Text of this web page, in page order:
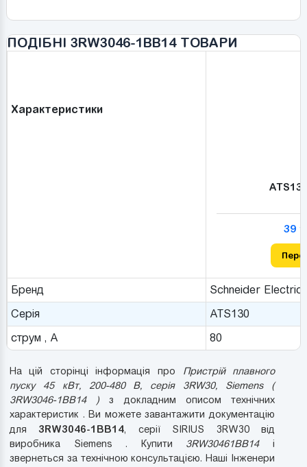
ПОДІБНІ 3RW3046-1BB14 ТОВАРИ
Характеристики
39
Бренд
Schneider Electric
Серія
ATS130
струм , А
80
На цій сторінці інформація про Пристрій плавного
пуску 45 кВт, 200-480 В, серія 3RW30, Siemens (
3RW3046-1BB14 ) з докладним описом технічних
характеристик . Ви можете завантажити документацію
для 3RW3046-1BB14, серії SIRIUS 3RW30 від
виробника Siemens . Купити 3RW30461BB14і
звернеться за технічною консультацією. Наші Інженери